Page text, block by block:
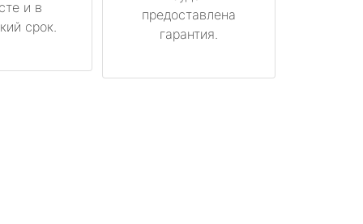
и в
срок.
предоставлена
гарантия.